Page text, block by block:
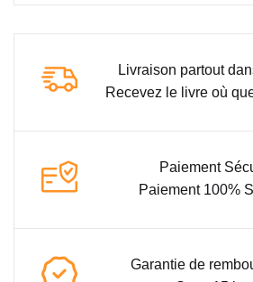
Livraison partout
Recevez le livre où
Paiement
Paiement 100%
Garantie de